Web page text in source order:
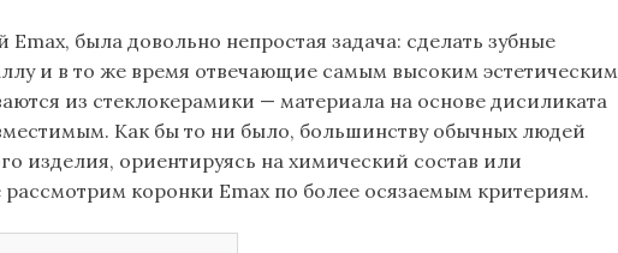
была довольно непростая задача: сделать зубные
и в то же время отвечающие самым высоким эстетическим
из стеклокерамики — материала на основе дисиликата
Как бы то ни было, большинству обычных людей
изделия, ориентируясь на химический состав или
коронки Emax по более осязаемым критериям.